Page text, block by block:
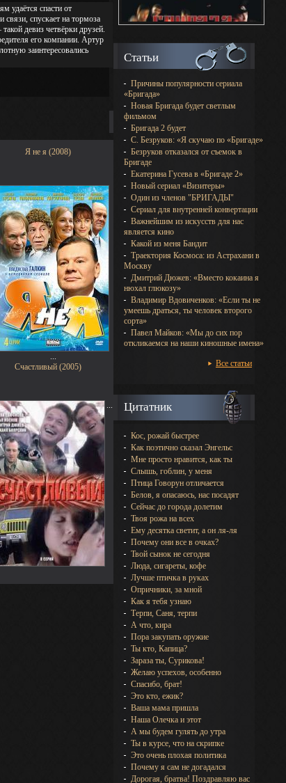
удаётся спасти от
связи, спускает на тормоза
девиз четвёрки друзей.
его компании. Артур
заинтересовались
Я не я (2008)
Счастливый (2005)
Статьи
Причины популярности сериала
«Бригада»
Новая Бригада будет светлым
фильмом
Бригада 2 будет
С. Безруков: «Я скучаю по «Бригаде»
Безруков отказался от съемок в
Бригаде
Екатерина Гусева в «Бригаде 2»
Новый сериал «Визитеры»
Один из членов "БРИГАДЫ"
Сериал для внутренней конвертации
Важнейшим из искусств для нас
является кино
Какой из меня Бандит
Траектория Космоса: из Астрахани в
Москву
Дмитрий Дюжев: «Вместо кокаина я
нюхал глюкозу»
Владимир Вдовиченков: «Если ты не
умеешь драться, ты человек второго
сорта»
Павел Майков: «Мы до сих пор
откликаемся на наши киношные имена»
Все статьи
Цитатник
Кос, рожай быстрее
Как поэтично сказал Энгельс
Мне просто нравится, как ты
Слышь, гоблин, у меня
Птица Говорун отличается
Белов, я опасаюсь, нас посадят
Сейчас до города долетим
Твоя рожа на всех
Ему десятка светит, а он ля-ля
Почему они все в очках?
Твой сынок не сегодня
Люда, сигареты, кофе
Лучше птичка в руках
Опричники, за мной
Как я тебя узнаю
Терпи, Саня, терпи
А что, кира
Пора закупать оружие
Ты кто, Капица?
Зараза ты, Сурикова!
Желаю успехов, особенно
Спасибо, брат!
Это кто, ежик?
Ваша мама пришла
Наша Олечка и этот
А мы будем гулять до утра
Ты в курсе, что на скрипке
Это очень плохая политика
Почему я сам не догадался
Дорогая, братва! Поздравляю вас